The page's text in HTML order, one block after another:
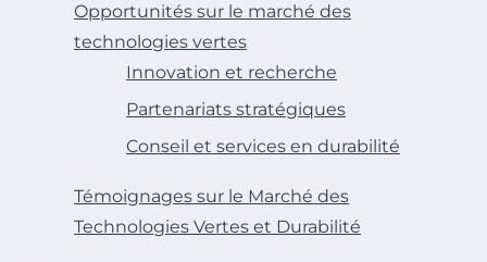
Opportunités sur le marché des
technologies vertes
Innovation et recherche
Partenariats stratégiques
Conseil et services en durabilité
Témoignages sur le Marché des
Technologies Vertes et Durabilité